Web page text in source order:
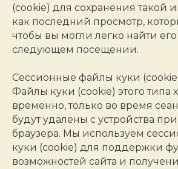
(cookie) для сохранения такой
как последний просмотр,
чтобы вы могли легко найти
следующем посещении.
Сессионные файлы куки
Файлы куки (cookie) этого типа
временно, только во время
будут удалены с устройства
браузера. Мы используем
куки (cookie) для поддержки
возможностей сайта и